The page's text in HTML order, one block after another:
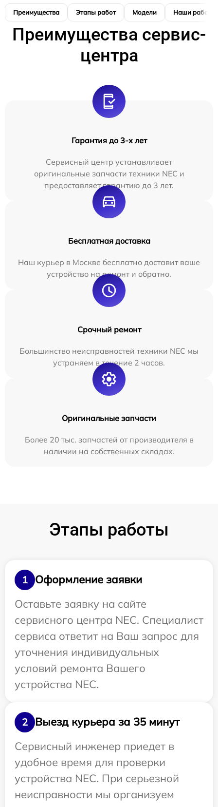
Преимущества Этапы работ Модели Наши работы
Преимущества сервис-
центра
Гарантия до 3-х лет
Сервисный центр устанавливает
оригинальные запчасти техники NEC и
предоставляет гарантию до 3 лет.
Бесплатная доставка
Наш курьер в Москве бесплатно доставит ваше
устройство на ремонт и обратно.
Срочный ремонт
Большинство неисправностей техники NEC мы
устраняем в течение 2 часов.
Оригинальные запчасти
Более 20 тыс. запчастей от производителя в
наличии на собственных складах.
Этапы работы
1
Оформление заявки
Оставьте заявку на сайте
сервисного центра NEC. Специалист
сервиса ответит на Ваш запрос для
уточнения индивидуальных
условий ремонта Вашего
устройства NEC.
2
Выезд курьера за 35 минут
Сервисный инженер приедет в
удобное время для проверки
устройства NEC. При серьезной
неисправности мы организуем